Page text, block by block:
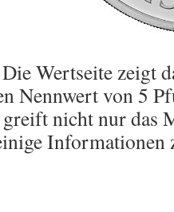
Wertseite zeigt
Nennwert von 5
nicht nur das
Informationen